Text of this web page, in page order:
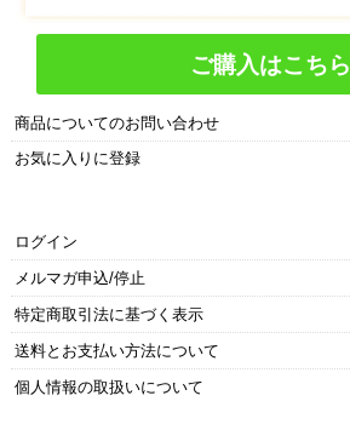
ご購入はこちら
商品についてのお問い合わせ
お気に入りに登録
ログイン
メルマガ申込/停止
特定商取引法に基づく表示
送料とお支払い方法について
個人情報の取扱いについて